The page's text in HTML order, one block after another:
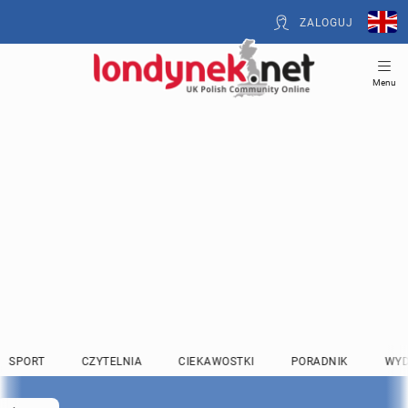
ZALOGUJ
Menu
SPORT CZYTELNIA CIEKAWOSTKI PORADNIK